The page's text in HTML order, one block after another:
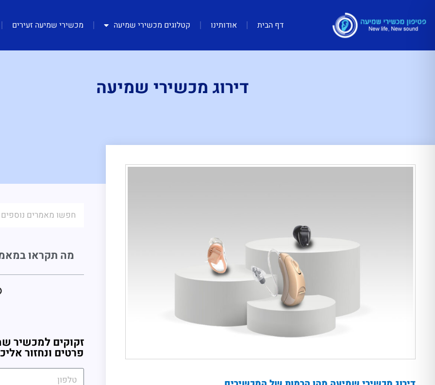
דף הבית אודותינו קטלוגים מכשירי שמיעה מכשירי שמיעה זעירים
דירוג מכשירי שמיעה
מה תקראו
זקוקים למכשיר
פרטים ונחזור